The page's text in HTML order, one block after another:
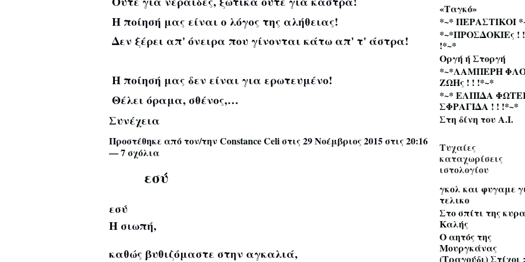
Η ποίησή μας είναι ο λόγος της αλήθειας!
Δεν ξέρει απ' όνειρα που γίνονται κάτω απ' τ' άστρα!
Η ποίησή μας δεν είναι για ερωτευμένο!
Θέλει όραμα, σθένος,…
Συνέχεια
Προστέθηκε από τον/τηνConstance Celiστις 29 Νοέμβριος 2015 στις 20:16
—7 σχόλια
εσύ
εσύ
Η σιωπή,
καθώς βυθιζόμαστε στην αγκαλιά,
«Tαγκό»
*~* ΠΕΡΑΣΤΙΚΟΙ
*~*ΠΡΟΣΔΟΚΙΕς ! !
!*~*
Οργή ή Στοργή
*~*ΛΑΜΠΕΡΗ
ΖΩΗς ! ! !*~*
*~* ΕΛΠΙΔΑ
ΣΦΡΑΓΙΔΑ ! ! !*~*
Στη δίνη του Α.Ι.
Τυχαίες
καταχωρίσεις
ιστολογίου
γκολ και φυγαμε
τελικο
Στο σπίτι της
Καλής
Ο αητός της
Μουργκάνας
(Tραγούδι) Στίχοι :